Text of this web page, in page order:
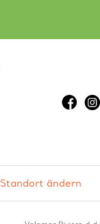
Standort ändern